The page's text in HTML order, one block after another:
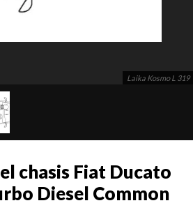
Laika Kosmo L 319
chasis Fiat Ducato
Diesel Common